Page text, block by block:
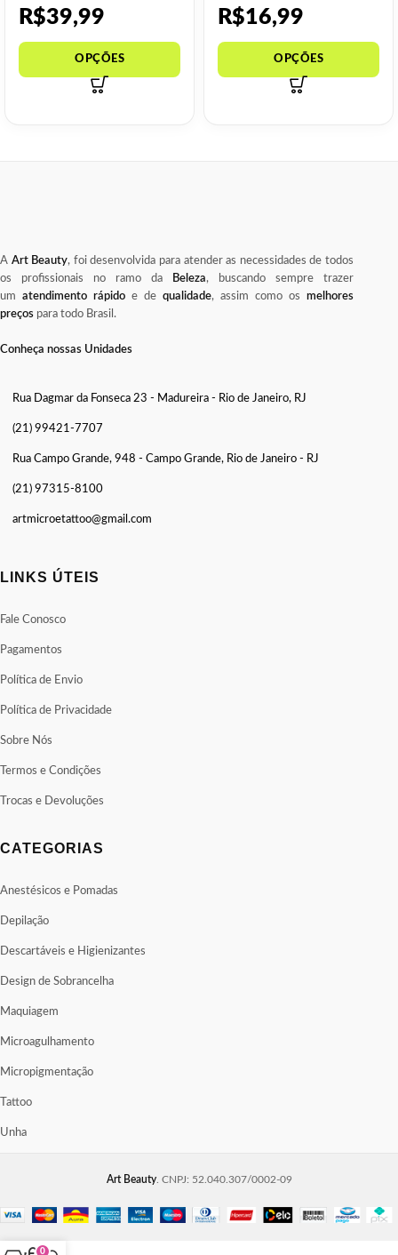
R$39,99 R$16,99
A Art Beauty, foi desenvolvida para atender as necessidades de todos
os profissionais no ramo da
Beleza, buscando sempre trazer
um atendimento rápido e de qualidade, assim como os melhores
preços para todo Brasil.
Conheça nossas Unidades
Rua Dagmar da Fonseca 23 - Madureira - Rio de Janeiro, RJ
(21) 99421-7707
Rua Campo Grande, 948 - Campo Grande, Rio de Janeiro - RJ
(21) 97315-8100
artmicroetattoo@gmail.com
LINKS ÚTEIS
Fale Conosco
Pagamentos
Política de Envio
Política de Privacidade
Sobre Nós
Termos e Condições
Trocas e Devoluções
CATEGORIAS
Anestésicos e Pomadas
Depilação
Descartáveis e Higienizantes
Design de Sobrancelha
Maquiagem
Microagulhamento
Micropigmentação
Tattoo
Unha
Art Beauty. CNPJ: 52.040.307/0002-09
0